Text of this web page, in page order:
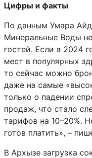
Цифры и факты
По данным Умара
Минеральные Воды
гостей. Если в 2024
мест в популярных
то сейчас можно
даже на самые
только о падении
продаж, что стало
тарифов на 10–20%.
готов платить», –
В Архызе загрузка